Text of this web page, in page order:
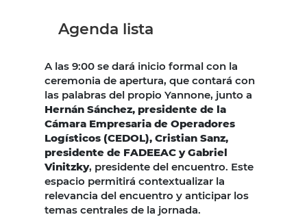
Agenda lista
A las 9:00 se dará inicio formal con la
ceremonia de apertura, que contará con
las palabras del propio Yannone, junto a
Hernán Sánchez, presidente de la
Cámara Empresaria de Operadores
Logísticos (CEDOL), Cristian Sanz,
presidente de FADEEAC y Gabriel
Vinitzky, presidente del encuentro. Este
espacio permitirá contextualizar la
relevancia del encuentro y anticipar los
temas centrales de la jornada.